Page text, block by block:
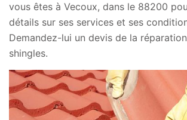
vous êtes à Vecoux, dans le 88200
détails sur ses services et ses
Demandez-lui un devis de la
shingles.